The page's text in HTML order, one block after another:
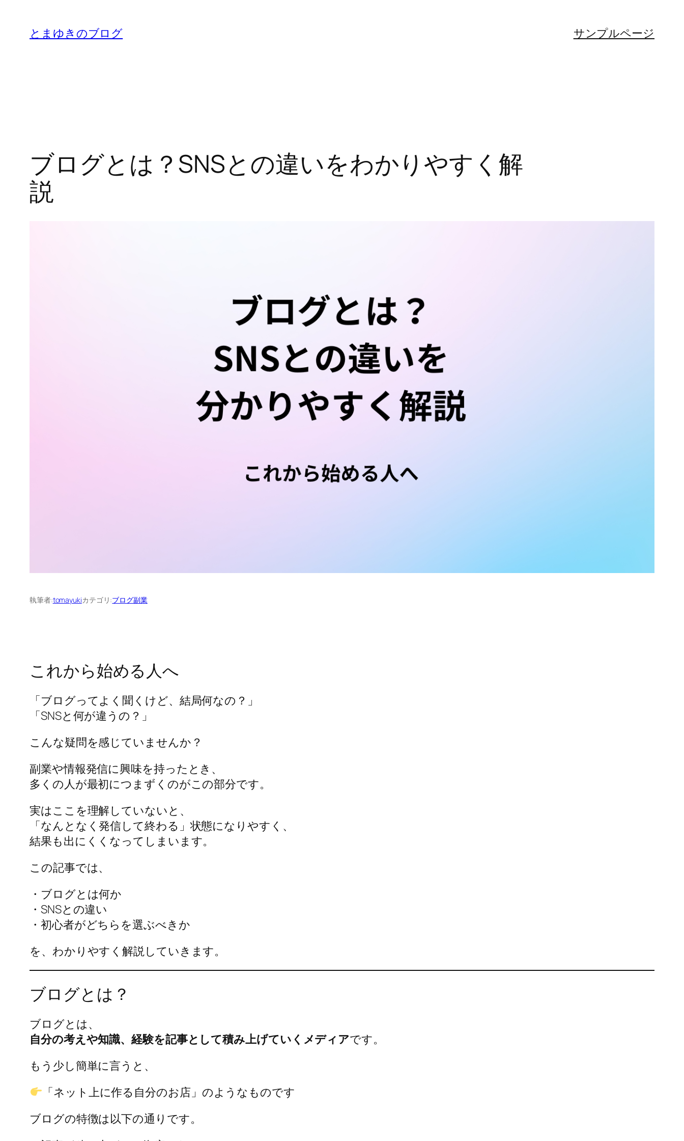
とまゆきのブログ サンプルページ
ブログとは？SNSとの違いをわかりやすく解
説
執筆者:tomayukiカテゴリ:ブログ副業
これから始める人へ
「ブログってよく聞くけど、結局何なの？」
「SNSと何が違うの？」
こんな疑問を感じていませんか？
副業や情報発信に興味を持ったとき、
多くの人が最初につまずくのがこの部分です。
実はここを理解していないと、
「なんとなく発信して終わる」状態になりやすく、
結果も出にくくなってしまいます。
この記事では、
・ブログとは何か
・SNSとの違い
・初心者がどちらを選ぶべきか
を、わかりやすく解説していきます。
ブログとは？
ブログとは、
自分の考えや知識、経験を記事として積み上げていくメディアです。
もう少し簡単に言うと、
「ネット上に作る自分のお店」のようなものです
ブログの特徴は以下の通りです。